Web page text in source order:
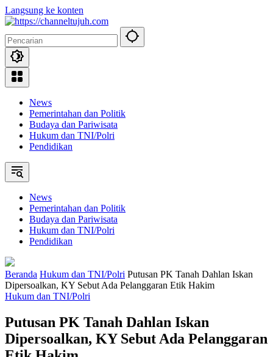
Langsung ke konten
News
Pemerintahan dan Politik
Budaya dan Pariwisata
Hukum dan TNI/Polri
Pendidikan
News
Pemerintahan dan Politik
Budaya dan Pariwisata
Hukum dan TNI/Polri
Pendidikan
Beranda Hukum dan TNI/Polri Putusan PK Tanah Dahlan Iskan
Dipersoalkan, KY Sebut Ada Pelanggaran Etik Hakim
Hukum dan TNI/Polri
Putusan PK Tanah Dahlan Iskan
Dipersoalkan, KY Sebut Ada Pelanggaran